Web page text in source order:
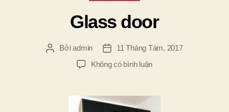
Glass door
TácBởiadmin
Ngày
đăng
11 Tháng Tám, 2017
Không có bình luậnở